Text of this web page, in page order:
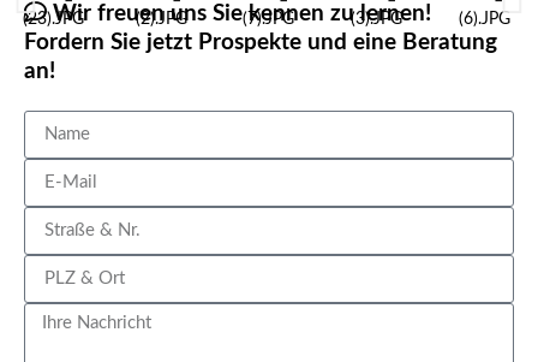
Wir freuen uns Sie kennen zu lernen!
Fordern Sie jetzt Prospekte und eine Beratung
an!